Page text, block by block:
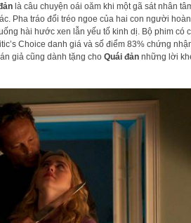
là câu chuyện oái oăm khi một gã sát nhân
Pha tráo đổi tréo ngoe của hai con người hoàn
hài hước xen lẫn yếu tố kinh dị. Bộ phim có
Choice danh giá và số điểm 83% chứng
giả cũng dành tặng cho Quái đảnnhững lời